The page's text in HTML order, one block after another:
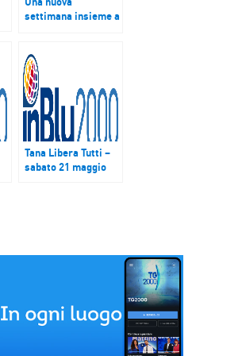
settimana insieme a
Tana Libera Tutti –
sabato 21 maggio